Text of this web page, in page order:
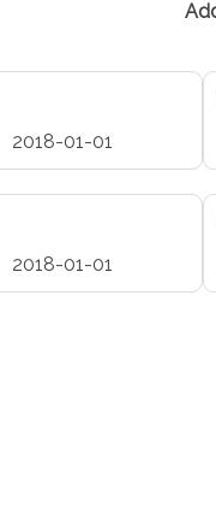
2018-01-01
2018-01-01